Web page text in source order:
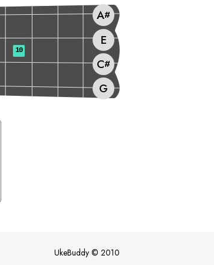
G
C#
E
A#
10
UkeBuddy © 2010